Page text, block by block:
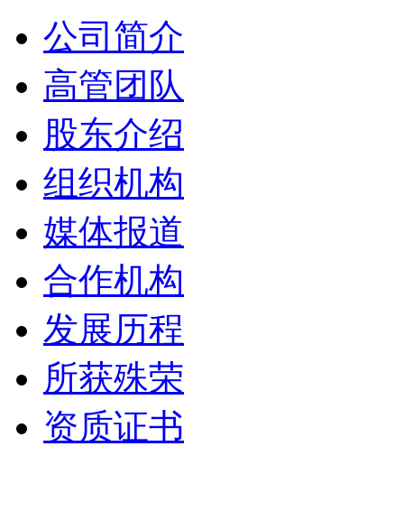
公司简介
高管团队
股东介绍
组织机构
媒体报道
合作机构
发展历程
所获殊荣
资质证书